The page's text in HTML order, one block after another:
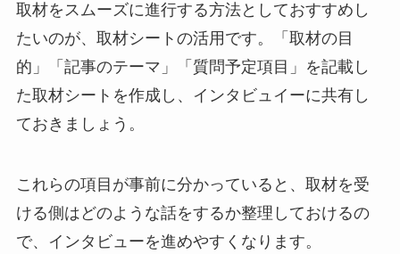
取材をスムーズに進行する方法としておすすめし
たいのが、取材シートの活用です。「取材の目
的」「記事のテーマ」「質問予定項目」を記載し
た取材シートを作成し、インタビュイーに共有し
ておきましょう。
これらの項目が事前に分かっていると、取材を受
ける側はどのような話をするか整理しておけるの
で、インタビューを進めやすくなります。